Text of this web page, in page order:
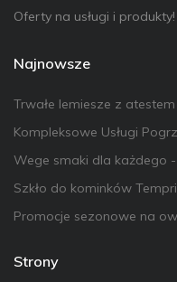
Oferty na usługi i produkty!
Najnowsze
Trwałe lemiesze z
Kompleksowe Usługi
Wege smaki dla każdego
Szkło do kominków
Promocje sezonowe na
Strony